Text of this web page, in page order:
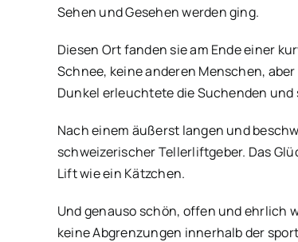
Sehen und Gesehen werden ging.
Diesen Ort fanden sie am Ende einer
Schnee, keine anderen Menschen,
Dunkel erleuchtete die Suchenden
Nach einem äußerst langen und
schweizerischer Tellerliftgeber. Das
Lift wie ein Kätzchen.
Und genauso schön, offen und ehrlich
keine Abgrenzungen innerhalb der